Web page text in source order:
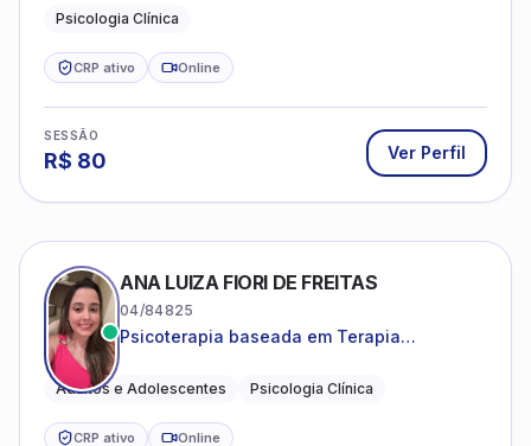
Psicologia Clínica
CRP ativo Online
SESSÃO
R$ 80 Ver Perfil
ANA LUIZA FIORI DE FREITAS
04/84825
Psicoterapia baseada em Terapia
Adultos e Adolescentes Psicologia Clínica
CRP ativo Online